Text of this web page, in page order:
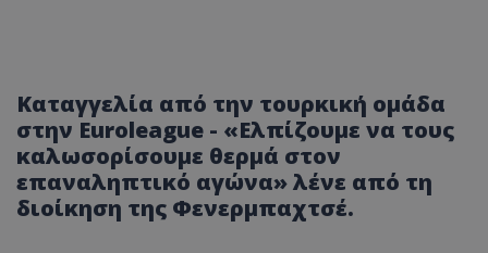
Καταγγελία από την τουρκική ομάδα
στην Euroleague - «Ελπίζουμε να τους
καλωσορίσουμε θερμά στον
επαναληπτικό αγώνα» λένε από τη
διοίκηση της Φενερμπαχτσέ.